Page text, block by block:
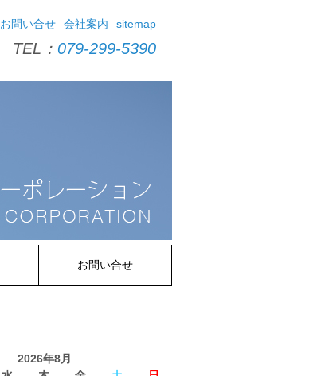
sitemap
会社案内
お問い合せ
TEL： 079-299-5390
お問い合せ
2026年8月